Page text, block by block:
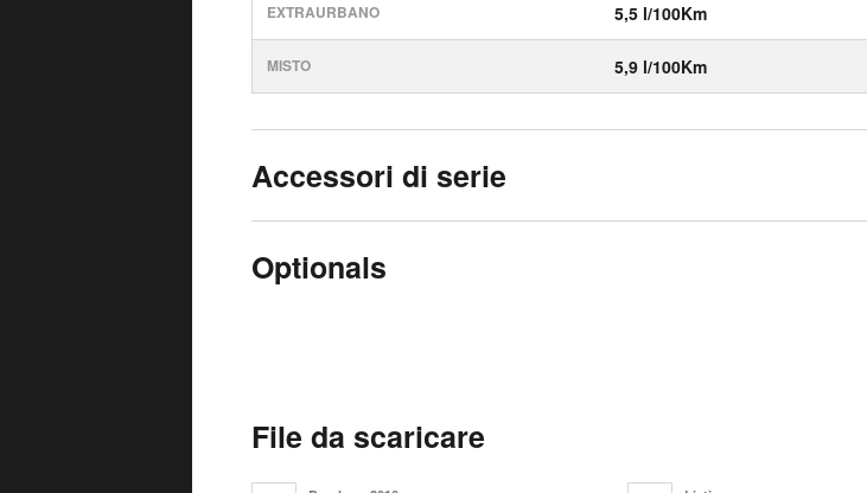
EXTRAURBANO 5,5 l/100Km
MISTO 5,9 l/100Km
Accessori di serie
Optionals
File da scaricare